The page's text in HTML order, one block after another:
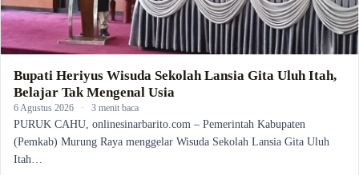
Bupati Heriyus Wisuda Sekolah Lansia Gita Uluh Itah,
Belajar Tak Mengenal Usia
6 Agustus 2026 · 3 menit baca
PURUK CAHU, onlinesinarbarito.com – Pemerintah Kabupaten
(Pemkab) Murung Raya menggelar Wisuda Sekolah Lansia Gita Uluh
Itah…